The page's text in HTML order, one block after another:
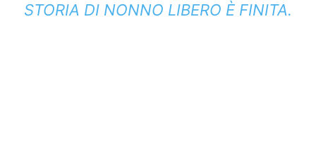
STORIA DI NONNO LIBERO È FINITA.